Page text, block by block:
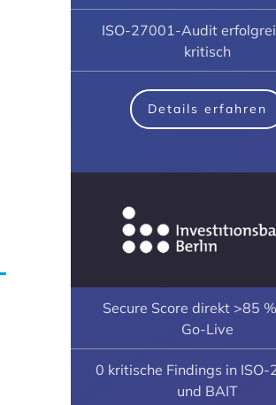
ISO-27001-Audit
kritisch
Details erfahren
Secure Score direkt >85
Go-Live
0 kritische Findings in
und BAIT